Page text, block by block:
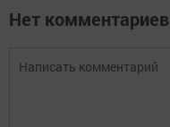
Нет комментариев